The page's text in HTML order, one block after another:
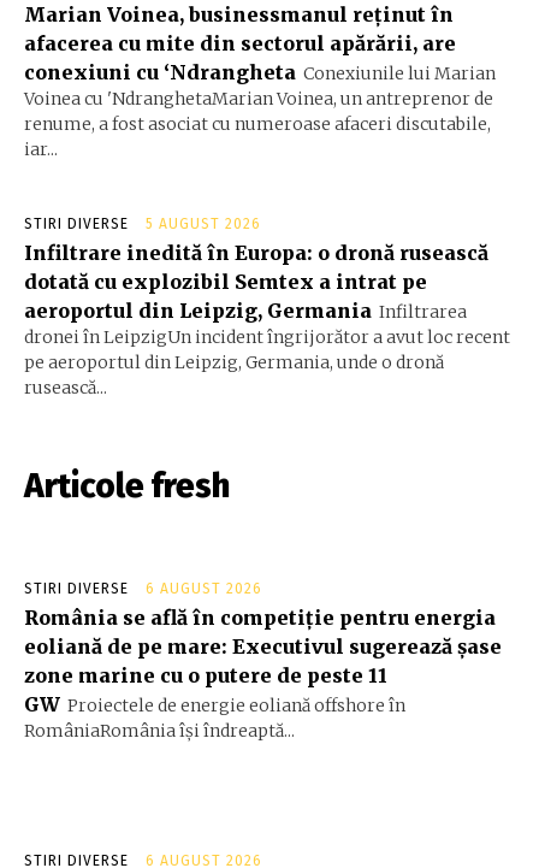
Marian Voinea, businessmanul reținut în
afacerea cu mite din sectorul apărării, are
conexiuni cu ‘Ndrangheta Conexiunile lui Marian
Voinea cu 'NdranghetaMarian Voinea, un antreprenor de
renume, a fost asociat cu numeroase afaceri discutabile,
iar...
STIRI DIVERSE 5 AUGUST 2026
Infiltrare inedită în Europa: o dronă rusească
dotată cu explozibil Semtex a intrat pe
aeroportul din Leipzig, Germania Infiltrarea
dronei în LeipzigUn incident îngrijorător a avut loc recent
pe aeroportul din Leipzig, Germania, unde o dronă
rusească...
Articole fresh
STIRI DIVERSE 6 AUGUST 2026
România se află în competiție pentru energia
eoliană de pe mare: Executivul sugerează șase
zone marine cu o putere de peste 11
GW Proiectele de energie eoliană offshore în
RomâniaRomânia își îndreaptă...
STIRI DIVERSE 6 AUGUST 2026